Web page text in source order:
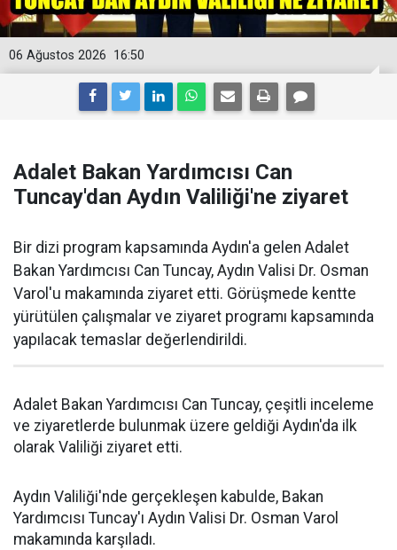
16:50
06 Ağustos 2026
Adalet Bakan Yardımcısı Can
Tuncay'dan Aydın Valiliği'ne ziyaret
Bir dizi program kapsamında Aydın'a gelen Adalet
Bakan Yardımcısı Can Tuncay, Aydın Valisi Dr. Osman
Varol'u makamında ziyaret etti. Görüşmede kentte
yürütülen çalışmalar ve ziyaret programı kapsamında
yapılacak temaslar değerlendirildi.
Adalet Bakan Yardımcısı Can Tuncay, çeşitli inceleme
ve ziyaretlerde bulunmak üzere geldiği Aydın'da ilk
olarak Valiliği ziyaret etti.
Aydın Valiliği'nde gerçekleşen kabulde, Bakan
Yardımcısı Tuncay'ı Aydın Valisi Dr. Osman Varol
makamında karşıladı.